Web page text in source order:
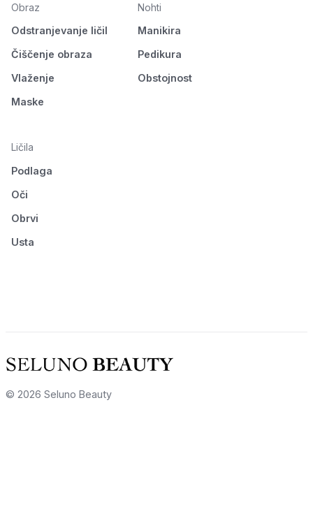
Obraz
Odstranjevanje ličil
Čiščenje obraza
Vlaženje
Maske
Nohti
Manikira
Pedikura
Obstojnost
Ličila
Podlaga
Oči
Obrvi
Usta
© 2026 Seluno Beauty